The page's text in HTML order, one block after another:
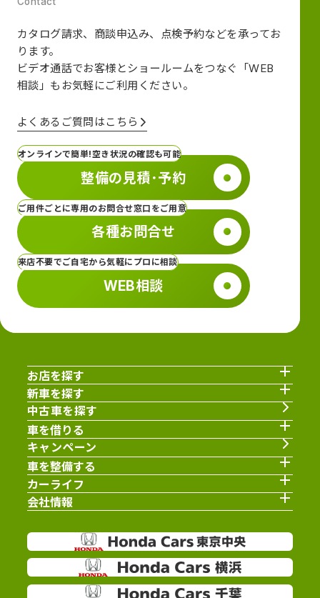
カタログ請求、商談申込み、点検予約などを承ってお
ります。
ビデオ通話でお客様とショールームをつなぐ
「WEB
相談」も お気軽にご利用ください。
よくあるご質問はこちら
オンラインで簡単!空き状況の確認も可能
整備の見積･予約
ご用件ごとに専用のお問合せ窓口をご用意
各種お問合せ
来店不要でご自宅から気軽にプロに相談
WEB相談
お店を探す
新車を探す
中古車を探す
車を借りる
キャンペーン
車を整備する
カーライフ
会社情報